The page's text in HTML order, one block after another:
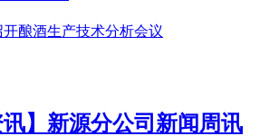
酿酒生产技术分析会议
讯】新源分公司新闻周讯